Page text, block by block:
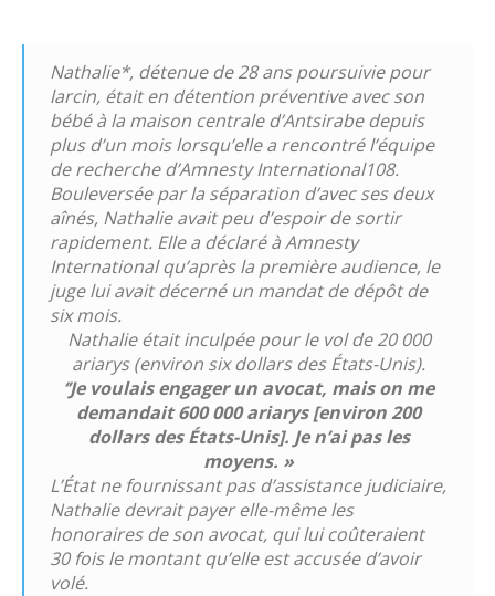
Nathalie*, détenue de 28 ans poursuivie pour
larcin, était en détention préventive avec son
bébé à la maison centrale d’Antsirabe depuis
plus d’un mois lorsqu’elle a rencontré l’équipe
de recherche d’Amnesty International108.
Bouleversée par la séparation d’avec ses deux
aînés, Nathalie avait peu d’espoir de sortir
rapidement. Elle a déclaré à Amnesty
International qu’après la première audience, le
juge lui avait décerné un mandat de dépôt de
six mois.
Nathalie était inculpée pour le vol de 20 000
ariarys (environ six dollars des États-Unis).
‘’Je voulais engager un avocat, mais on me
demandait 600 000 ariarys [environ 200
dollars des États-Unis]. Je n’ai pas les
moyens. »
L’État ne fournissant pas d’assistance judiciaire,
Nathalie devrait payer elle-même les
honoraires de son avocat, qui lui coûteraient
30 fois le montant qu’elle est accusée d’avoir
volé.